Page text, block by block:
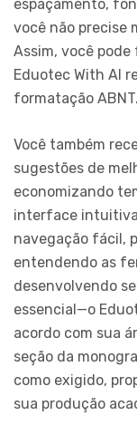
espaçamento,
você não precise
Assim, você
Eduotec With AI
formatação ABNT.
Você também
sugestões de
economizando
interface
navegação fácil,
entendendo as
desenvolvendo
essencial—o
acordo com sua
seção da
como exigido,
sua produção